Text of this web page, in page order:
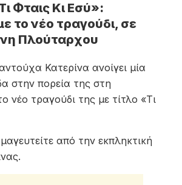
Φταις Κι Εσύ»:
το νέο τραγούδι, σε
Πλούταρχου
Κατερίνα ανοίγει μία
στην πορεία της στη
νέο τραγούδι της με τίτλο «Τι
από την εκπληκτική